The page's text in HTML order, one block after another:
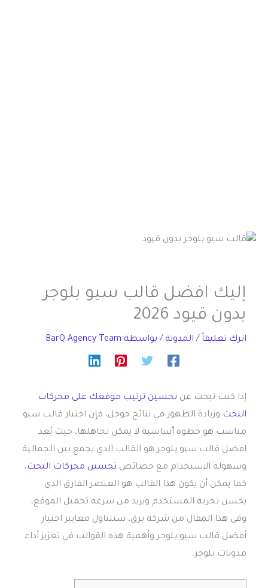
إليك افضل قالب سيو بلوجر
بدون قيود 2026
اترك تعليقاً / المدونة / بواسطة BarQ Agency Team
إذا كنت تبحث عن تحسين ترتيب موقعك على محركات
البحث وزيادة الظهور في نتائج جوجل، فإن اختيار قالب سيو
مناسب هو خطوة أساسية لا يمكن تجاهلها، حيث يُعد
افضل قالب سيو بلوجر هو القالب الذي يجمع بين الجمالية
وسهولة الاستخدام مع خصائص تحسين محركات البحث،
كما يمكن أن يكون هذا القالب هو العنصر الفارق الذي
يحسن تجربة المستخدم ويزيد من سرعة تحميل الموقع،
وفي هذا المقال من شركة برق، سنتناول معايير اختيار
أفضل قالب سيو بلوجر وأهمية هذه القوالب في تعزيز أداء
مدونات بلوجر.